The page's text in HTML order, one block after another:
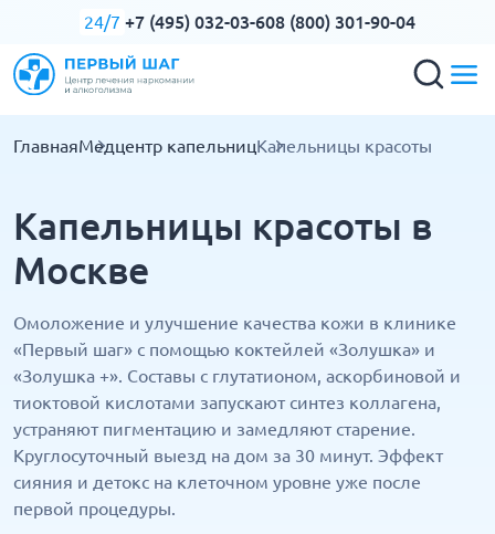
24/7 +7 (495) 032-03-608 (800) 301-90-04
ГлавнаяМедцентр капельницКапельницы красоты
Капельницы красоты в
Москве
Омоложение и улучшение качества кожи в клинике
«Первый шаг» с помощью коктейлей «Золушка» и
«Золушка +». Составы с глутатионом, аскорбиновой и
тиоктовой кислотами запускают синтез коллагена,
устраняют пигментацию и замедляют старение.
Круглосуточный выезд на дом за 30 минут. Эффект
сияния и детокс на клеточном уровне уже после
первой процедуры.